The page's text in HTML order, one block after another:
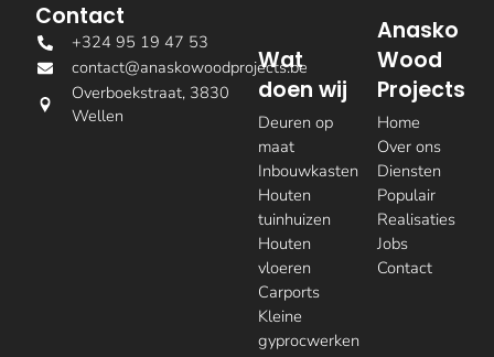
Anasko
Wood
Projects
Home
Over ons
Diensten
Populair
Realisaties
Jobs
Contact
Wat
doen wij
Deuren op
maat
Inbouwkasten
Houten
tuinhuizen
Houten
vloeren
Carports
Kleine
gyprocwerken
Contact
+324 95 19 47 53
contact@anaskowoodprojects.be
Overboekstraat, 3830
Wellen